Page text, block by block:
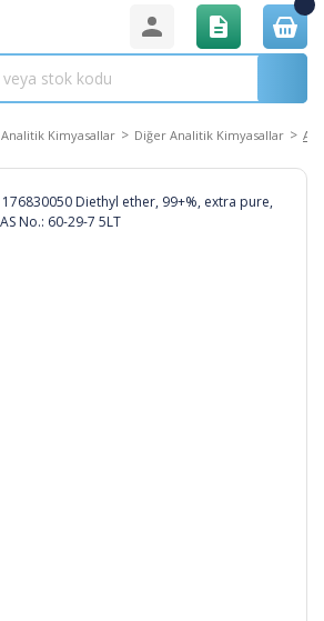
Analitik Kimyasallar Diğer Analitik Kimyasallar